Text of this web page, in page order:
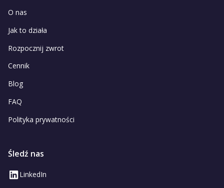
O nas
Jak to działa
Rozpocznij zwrot
Cennik
Blog
FAQ
Polityka prywatności
Śledź nas
LinkedIn